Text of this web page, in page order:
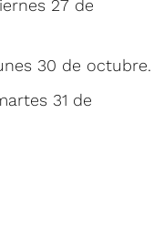
27 de
30 de octubre.
31 de